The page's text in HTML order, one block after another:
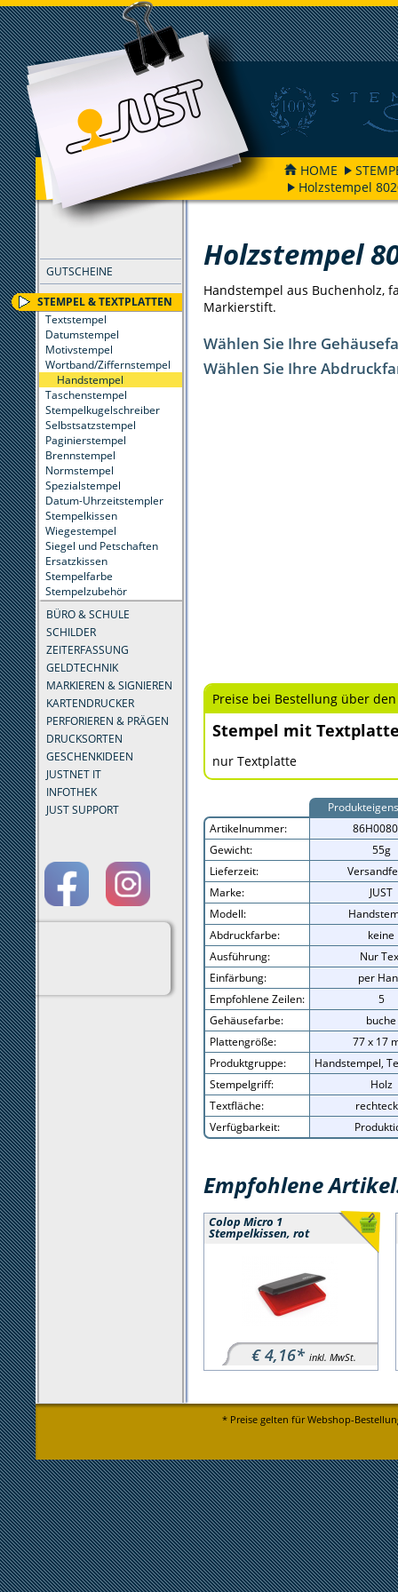
HOME
Holzstempel
GUTSCHEINE
STEMPEL & TEXTPLATTEN
Textstempel
Datumstempel
Motivstempel
Wortband/Ziffernstempel
Handstempel
Taschenstempel
Stempelkugelschreiber
Selbstsatzstempel
Paginierstempel
Brennstempel
Normstempel
Spezialstempel
Datum-Uhrzeitstempler
Stempelkissen
Wiegestempel
Siegel und Petschaften
Ersatzkissen
Stempelfarbe
Stempelzubehör
BÜRO & SCHULE
SCHILDER
ZEITERFASSUNG
GELDTECHNIK
MARKIEREN & SIGNIEREN
KARTENDRUCKER
PERFORIEREN & PRÄGEN
DRUCKSORTEN
GESCHENKIDEEN
JUSTNET IT
INFOTHEK
JUST SUPPORT
FILTER
Holzstempel
Handstempel aus Buchenholz,
Markierstift.
Wählen Sie Ihre
Wählen Sie Ihre
Preise bei Bestellung über
Stempel mit
nur Textplatte
Artikelnummer:
Gewicht:
55g
Lieferzeit:
Marke:
JUST
Modell:
Abdruckfarbe:
keine
Ausführung:
Nur
Einfärbung:
per
Empfohlene Zeilen:
5
Gehäusefarbe:
buche
Plattengröße:
77 x 17
Produktgruppe:
Handstempel,
Stempelgriff:
Holz
Textfläche:
Verfügbarkeit:
Empfohlene
Colop Micro 1
Stempelkissen, rot
€ 4,16* inkl. MwSt.
* Preise gelten für Webshop-